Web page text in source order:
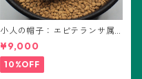
小人の帽子：エピテランサ属
(B01)
¥9,000
10%OFF